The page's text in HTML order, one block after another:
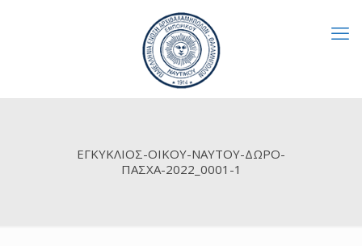
ΕΓΚΥΚΛΙΟΣ-ΟΙΚΟΥ-ΝΑΥΤΟΥ-ΔΩΡΟ-
ΠΑΣΧΑ-2022_0001-1